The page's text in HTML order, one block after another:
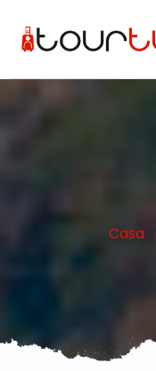
Casa